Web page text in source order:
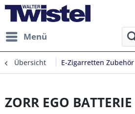
Menü
Übersicht E-Zigarretten Zubehör
ZORR EGO